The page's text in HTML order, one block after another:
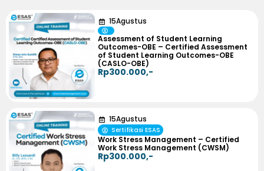
15Agustus
Assessment of Student Learning
Outcomes-OBE – Certified Assessment
of Student Learning Outcomes-OBE
(CASLO-OBE)
Rp300.000,-
15Agustus
Sertifikasi ESAS
Work Stress Management – Certified
Work Stress Management (CWSM)
Rp300.000,-